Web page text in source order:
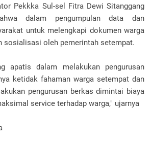
Pekkka Sul-sel Fitra Dewi Sitanggang
dalam pengumpulan data dan
untuk melengkapi dokumen warga
sosialisasi oleh pemerintah setempat.
apatis dalam melakukan pengurusan
ketidak fahaman warga setempat dan
pengurusan berkas dimintai biaya
service terhadap warga," ujarnya